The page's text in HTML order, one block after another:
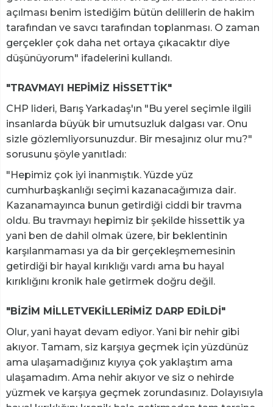
açılması benim istediğim bütün delillerin de hakim
tarafından ve savcı tarafından toplanması. O zaman
gerçekler çok daha net ortaya çıkacaktır diye
düşünüyorum" ifadelerini kullandı.
"TRAVMAYI HEPİMİZ HİSSETTİK"
CHP lideri, Barış Yarkadaş'ın "Bu yerel seçimle ilgili
insanlarda büyük bir umutsuzluk dalgası var. Onu
sizle gözlemliyorsunuzdur. Bir mesajınız olur mu?"
sorusunu şöyle yanıtladı:
"Hepimiz çok iyi inanmıştık. Yüzde yüz
cumhurbaşkanlığı seçimi kazanacağımıza dair.
Kazanamayınca bunun getirdiği ciddi bir travma
oldu. Bu travmayı hepimiz bir şekilde hissettik ya
yani ben de dahil olmak üzere, bir beklentinin
karşılanmaması ya da bir gerçekleşmemesinin
getirdiği bir hayal kırıklığı vardı ama bu hayal
kırıklığını kronik hale getirmek doğru değil.
"BİZİM MİLLETVEKİLLERİMİZ DARP EDİLDİ"
Olur, yani hayat devam ediyor. Yani bir nehir gibi
akıyor. Tamam, siz karşıya geçmek için yüzdünüz
ama ulaşamadığınız kıyıya çok yaklaştım ama
ulaşamadım. Ama nehir akıyor ve siz o nehirde
yüzmek ve karşıya geçmek zorundasınız. Dolayısıyla